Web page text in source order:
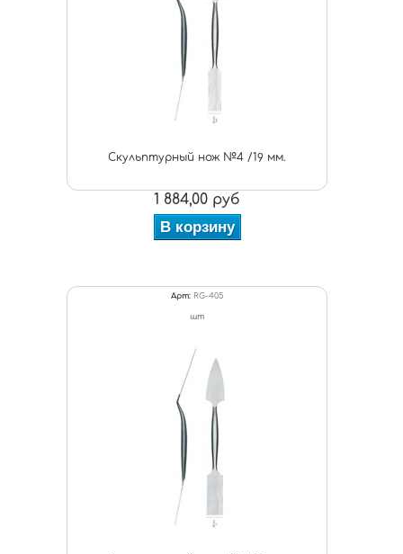
Скульптурный нож №4 /19 мм.
1 884,00 руб
В корзину
Арт: RG-405
шт